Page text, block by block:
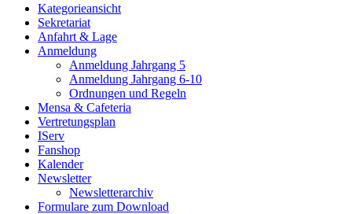
Kategorieansicht
Sekretariat
Anfahrt & Lage
Anmeldung
Anmeldung Jahrgang 5
Anmeldung Jahrgang 6-10
Ordnungen und Regeln
Mensa & Cafeteria
Vertretungsplan
IServ
Fanshop
Kalender
Newsletter
Newsletterarchiv
Formulare zum Download